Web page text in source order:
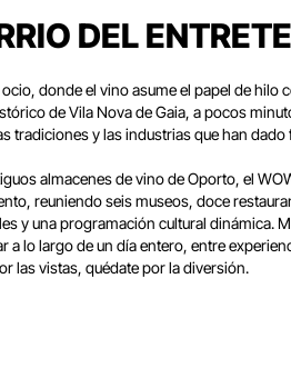
DEL
donde el vino asume el papel de hilo
de Vila Nova de Gaia, a pocos
tradiciones y las industrias que han dado
almacenes de vino de Oporto, el
reuniendo seis museos, doce
y una programación cultural dinámica.
a lo largo de un día entero, entre
las vistas, quédate por la diversión.